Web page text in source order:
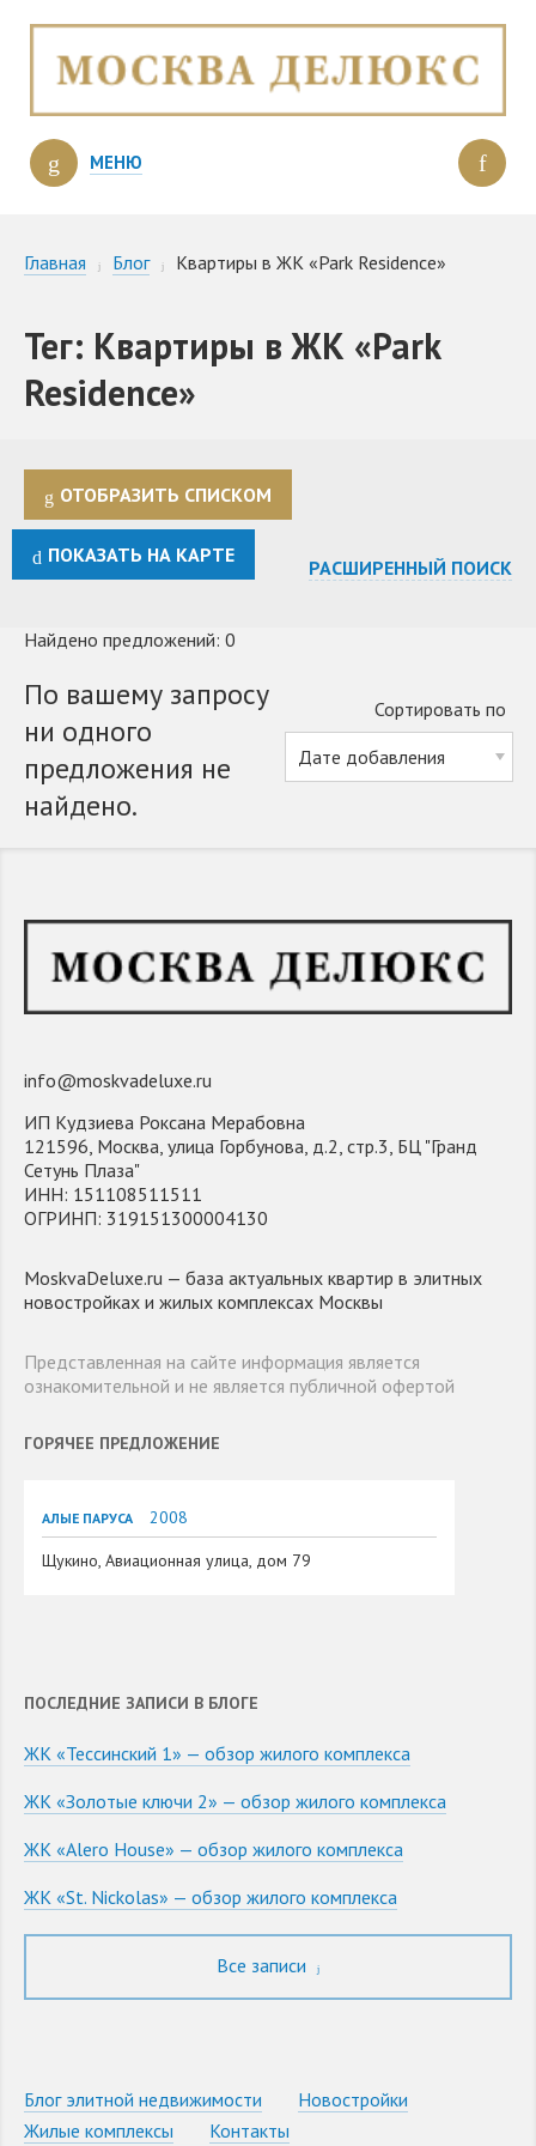
МЕНЮ
Главная Блог Квартиры в ЖК «Park Residence»
Тег: Квартиры в ЖК «Park
Residence»
ОТОБРАЗИТЬ СПИСКОМ
ПОКАЗАТЬ НА КАРТЕ
РАСШИРЕННЫЙ ПОИСК
Найдено предложений: 0
Сортировать по
По вашему запросу
ни одного
предложения не
найдено.
info@moskvadeluxe.ru
ИП Кудзиева Роксана Мерабовна
121596, Москва, улица Горбунова, д.2, стр.3, БЦ "Гранд
Сетунь Плаза"
ИНН: 151108511511
ОГРИНП: 319151300004130
MoskvaDeluxe.ru — база актуальных квартир в элитных
новостройках и жилых комплексах Москвы
Представленная на сайте информация является
ознакомительной и не является публичной офертой
ГОРЯЧЕЕ ПРЕДЛОЖЕНИЕ
АЛЫЕ ПАРУСА
2008
Щукино, Авиационная улица, дом 79
ПОСЛЕДНИЕ ЗАПИСИ В БЛОГЕ
ЖК «Тессинский 1» — обзор жилого комплекса
ЖК «Золотые ключи 2» — обзор жилого комплекса
ЖК «Alero House» — обзор жилого комплекса
ЖК «St. Nickolas» — обзор жилого комплекса
Все записи
Блог элитной недвижимости
Новостройки
Жилые комплексы
Контакты